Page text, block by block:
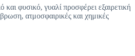
και φυσικό, γυαλί προσφέρει εξαιρετική
ατμοσφαιρικές και χημικές